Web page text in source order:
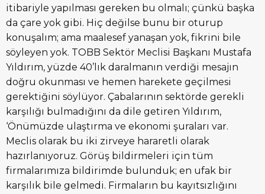
itibariyle yapılması gereken bu olmalı; çünkü başka
da çare yok gibi. Hiç değilse bunu bir oturup
konuşalım; ama maalesef yanaşan yok, fikrini bile
söyleyen yok. TOBB Sektör Meclisi Başkanı Mustafa
Yıldırım, yüzde 40’lık daralmanın verdiği mesajın
doğru okunması ve hemen harekete geçilmesi
gerektiğini söylüyor. Çabalarının sektörde gerekli
karşılığı bulmadığını da dile getiren Yıldırım,
‘Önümüzde ulaştırma ve ekonomi şuraları var.
Meclis olarak bu iki zirveye hararetli olarak
hazırlanıyoruz. Görüş bildirmeleri için tüm
firmalarımıza bildirimde bulunduk; en ufak bir
karşılık bile gelmedi. Firmaların bu kayıtsızlığını